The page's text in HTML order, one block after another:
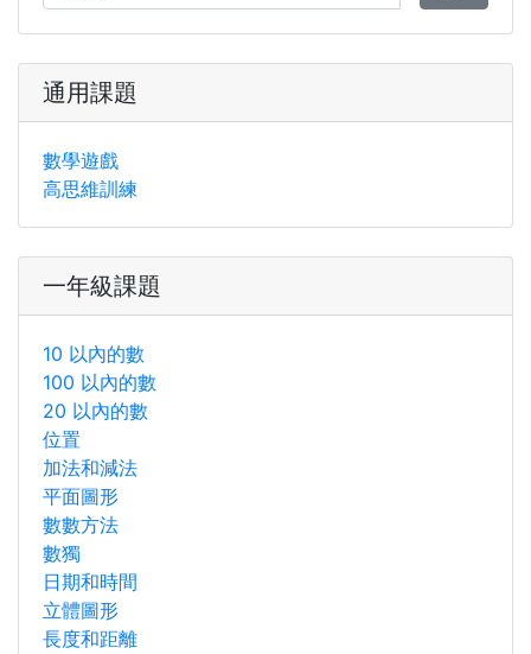
通用課題
數學遊戲
高思維訓練
一年級課題
10 以內的數
100 以內的數
20 以內的數
位置
加法和減法
平面圖形
數數方法
數獨
日期和時間
立體圖形
長度和距離